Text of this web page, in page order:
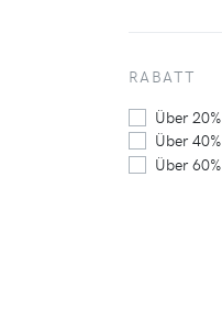
RABATT
Über 20%
Über 40%
Über 60%